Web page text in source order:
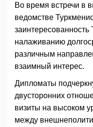
Во время встречи в
ведомстве
налаживанию
различным
взаимный интерес.
Дипломаты
двусторонних
визиты на высоком
между